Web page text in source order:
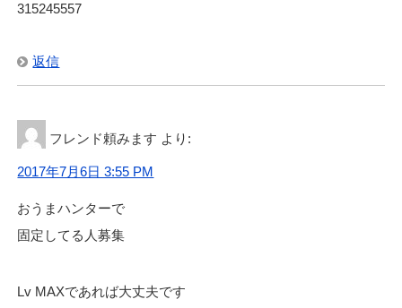
315245557
返信
フレンド頼みます より:
2017年7月6日 3:55 PM
おうまハンターで
固定してる人募集
Lv MAXであれば大丈夫です